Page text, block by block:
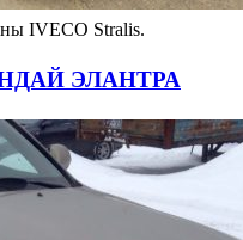
IVECO Stralis.
ЭЛАНТРА